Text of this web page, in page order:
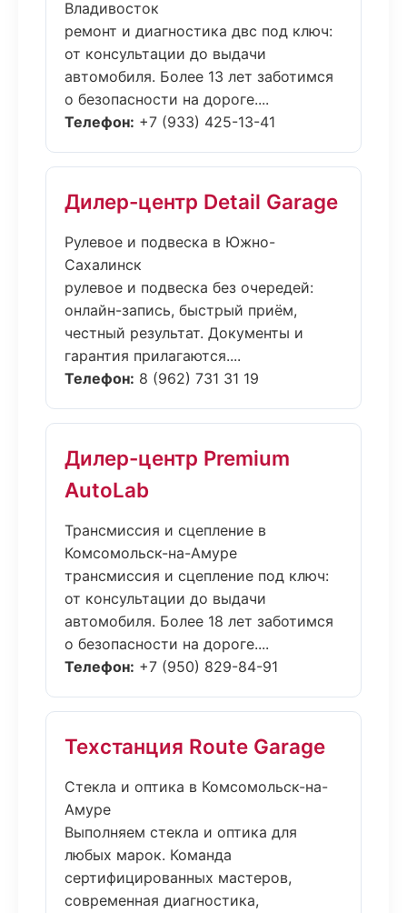
Владивосток
ремонт и диагностика двс под ключ:
от консультации до выдачи
автомобиля. Более 13 лет заботимся
о безопасности на дороге....
Телефон: +7 (933) 425-13-41
Дилер-центр Detail Garage
Рулевое и подвеска в Южно-
Сахалинск
рулевое и подвеска без очередей:
онлайн-запись, быстрый приём,
честный результат. Документы и
гарантия прилагаются....
Телефон: 8 (962) 731 31 19
Дилер-центр Premium
AutoLab
Трансмиссия и сцепление в
Комсомольск-на-Амуре
трансмиссия и сцепление под ключ:
от консультации до выдачи
автомобиля. Более 18 лет заботимся
о безопасности на дороге....
Телефон: +7 (950) 829-84-91
Техстанция Route Garage
Стекла и оптика в Комсомольск-на-
Амуре
Выполняем стекла и оптика для
любых марок. Команда
сертифицированных мастеров,
современная диагностика,